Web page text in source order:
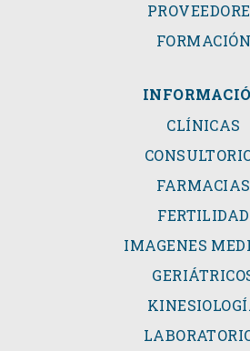
FORMACIÓN
CLÍNICAS
FARMACIAS
FERTILIDAD
IMAGENES